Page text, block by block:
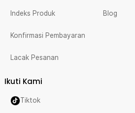
Indeks Produk
Konfirmasi Pembayaran
Lacak Pesanan
Blog
Ikuti Kami
Tiktok